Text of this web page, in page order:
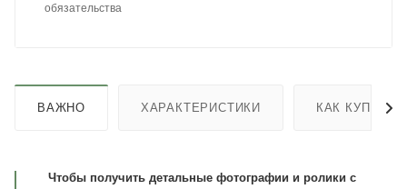
обязательства
ВАЖНО ХАРАКТЕРИСТИКИ КАК КУПИТЬ
Чтобы получить детальные фотографии и ролики с